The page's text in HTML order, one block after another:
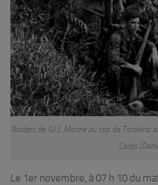
Raiders de l’U.S. Marine au cap de Torokina
Corps
Le 1er novembre, à 07 h 10 du